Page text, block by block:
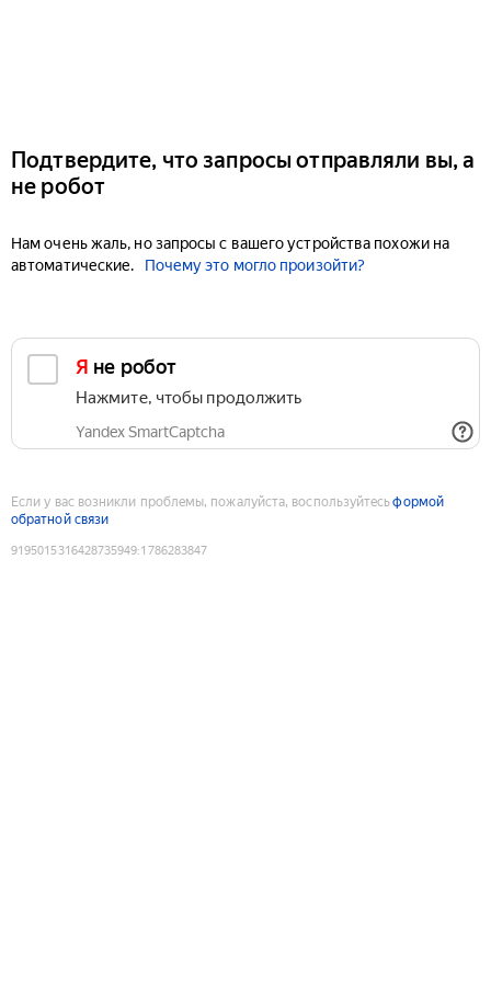
Подтвердите, что запросы отправляли вы, а
не робот
Нам очень жаль, но запросы с вашего устройства похожи на
автоматические.
Почему это могло произойти?
Я не робот
Нажмите, чтобы продолжить
Yandex SmartCaptcha
Если у вас возникли проблемы, пожалуйста, воспользуйтесьформой
обратной связи
9195015316428735949:1786283847